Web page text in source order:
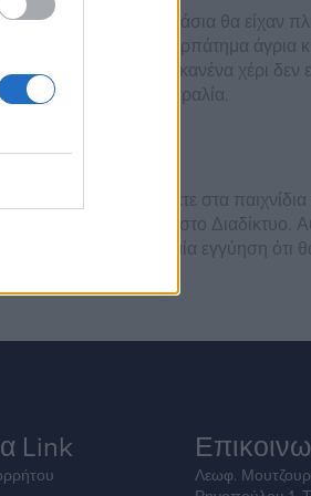
κέρδισε, τα τρία κεράσια θα είχαν
καθώς το περπάτημα άγρια
περιστροφες τότε κανένα χέρι δεν
στην Αυστραλία.
Πως να κερδίζετε στα παιχνίδια
το πού να παίξετε στο Διαδίκτυο.
και δεν υπάρχει καμία εγγύηση ότι
Link
Λεωφ.